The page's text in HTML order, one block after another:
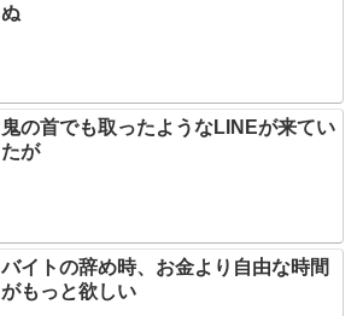
ぬ
鬼の首でも取ったようなLINEが来てい
たが
バイトの辞め時、お金より自由な時間
がもっと欲しい